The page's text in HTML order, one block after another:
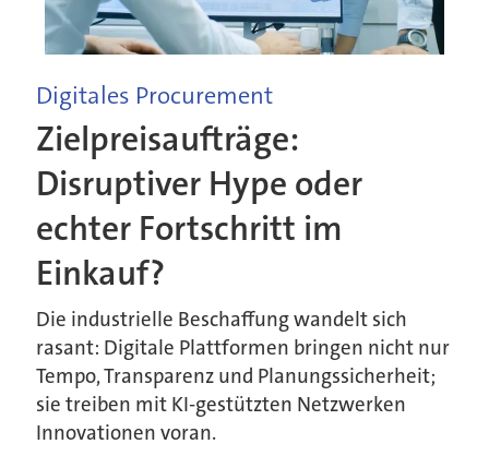
Digitales Procurement
Zielpreisaufträge:
Disruptiver Hype oder
echter Fortschritt im
Einkauf?
Die industrielle Beschaffung wandelt sich
rasant: Digitale Plattformen bringen nicht nur
Tempo, Transparenz und Planungssicherheit;
sie treiben mit KI-gestützten Netzwerken
Innovationen voran.